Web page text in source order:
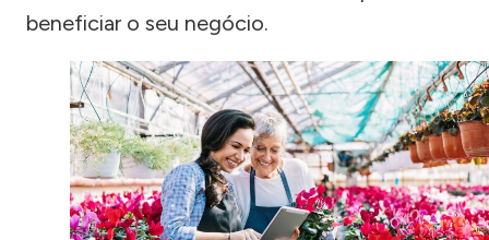
beneficiar o seu negócio.